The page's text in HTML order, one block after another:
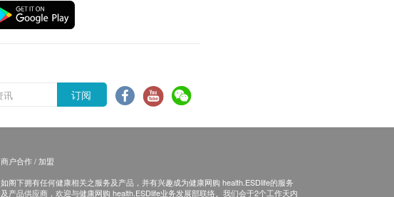
订阅
商户合作 / 加盟
如阁下拥有任何健康相关之服务及产品，并有兴趣成为健康网购 health.ESDlife的服务
及产品供应商，欢迎与健康网购 health.ESDlife业务发展部联络。我们会于2个工作天内